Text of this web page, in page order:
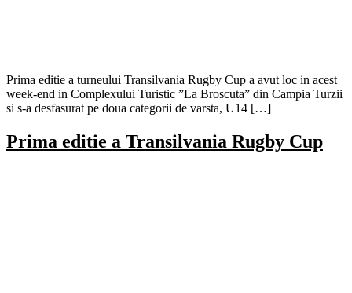
Prima editie a turneului Transilvania Rugby Cup a avut loc in acest
week-end in Complexului Turistic ”La Broscuta” din Campia Turzii
si s-a desfasurat pe doua categorii de varsta, U14 […]
Prima editie a Transilvania Rugby Cup